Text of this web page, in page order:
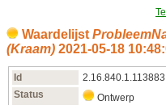
Waardelijst
(Kraam) 2021‑05‑18
Id
Status
Ontwerp